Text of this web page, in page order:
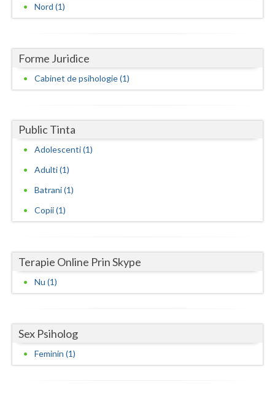
Hunedoara
Iasi
Ilfov
Mehedinti
Mures
Salaj
Satu-Mare
Suceava
Teleorman
Nord (1)
Forme Juridice
Cabinet de psihologie (1)
Public Tinta
Adolescenti (1)
Adulti (1)
Batrani (1)
Copii (1)
Terapie Online Prin Skype
Nu (1)
Sex Psiholog
Feminin (1)